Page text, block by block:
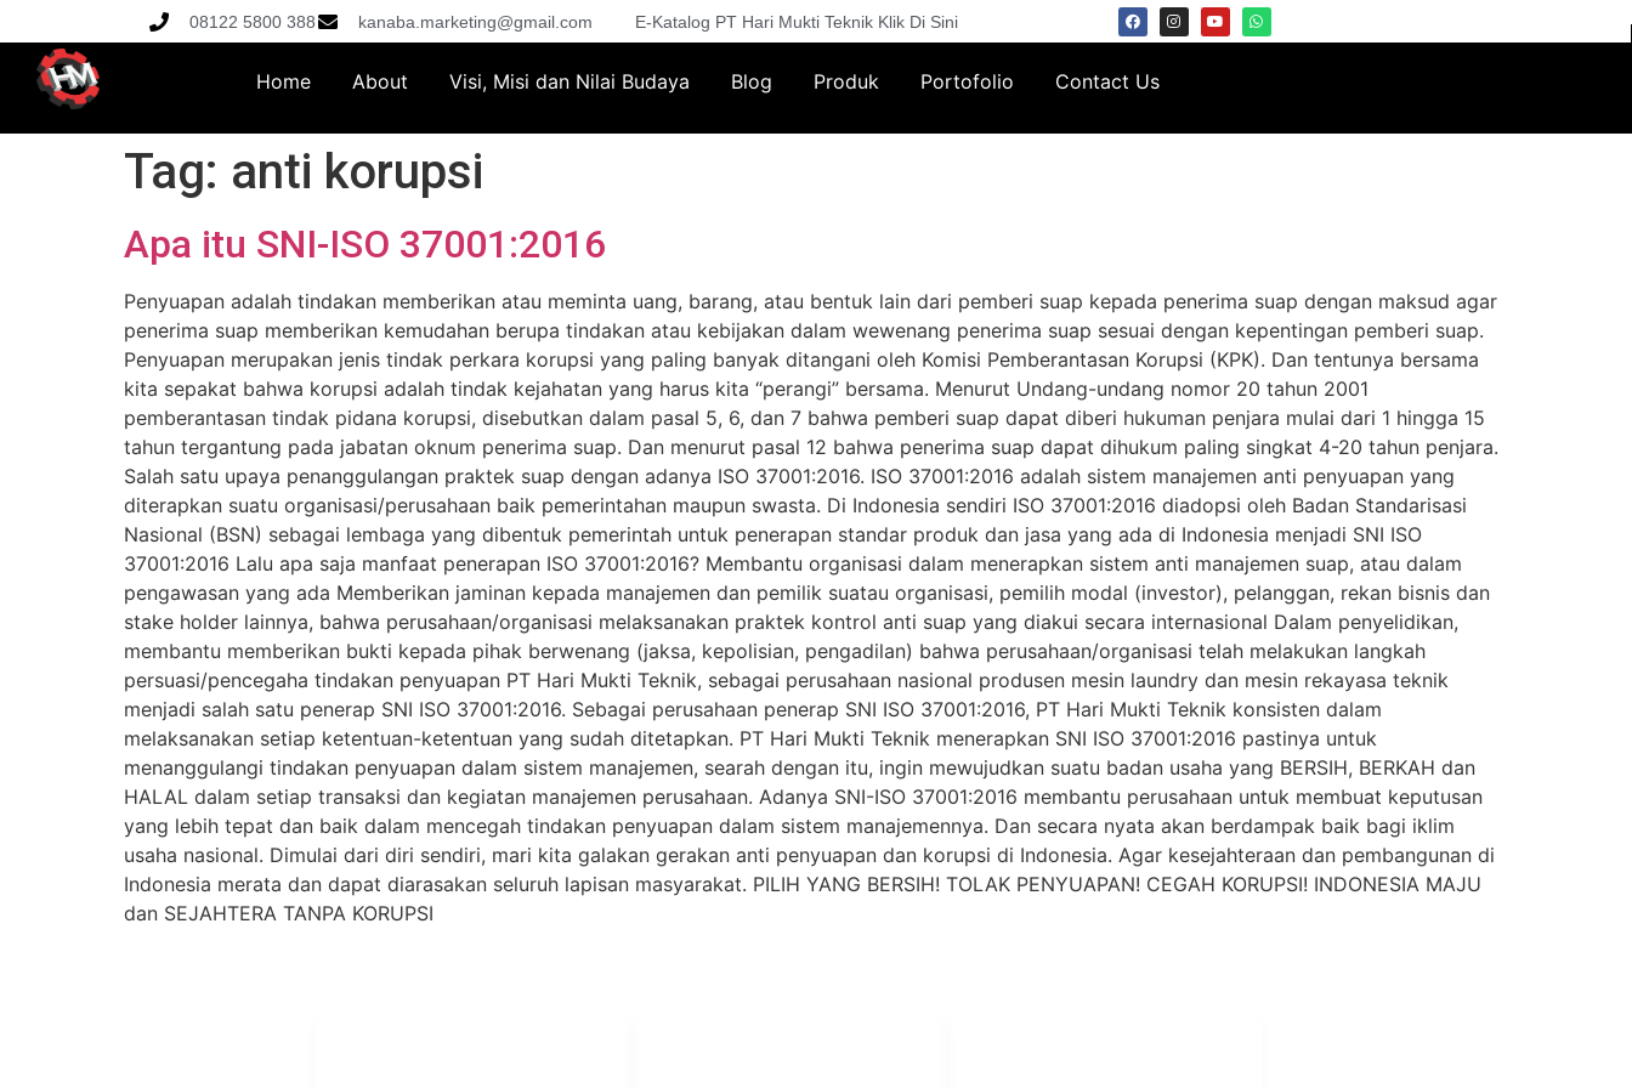
08122 5800 388 kanaba.marketing@gmail.com E-Katalog PT Hari Mukti Teknik Klik Di Sini
Home About Visi, Misi dan Nilai Budaya Blog Produk Portofolio Contact Us
Tag: anti korupsi
Apa itu SNI-ISO 37001:2016
Penyuapan adalah tindakan memberikan atau meminta uang, barang, atau bentuk lain dari pemberi suap kepada penerima suap dengan maksud agar
penerima suap memberikan kemudahan berupa tindakan atau kebijakan dalam wewenang penerima suap sesuai dengan kepentingan pemberi suap.
Penyuapan merupakan jenis tindak perkara korupsi yang paling banyak ditangani oleh Komisi Pemberantasan Korupsi (KPK). Dan tentunya bersama
kita sepakat bahwa korupsi adalah tindak kejahatan yang harus kita “perangi” bersama. Menurut Undang-undang nomor 20 tahun 2001
pemberantasan tindak pidana korupsi, disebutkan dalam pasal 5, 6, dan 7 bahwa pemberi suap dapat diberi hukuman penjara mulai dari 1 hingga 15
tahun tergantung pada jabatan oknum penerima suap. Dan menurut pasal 12 bahwa penerima suap dapat dihukum paling singkat 4-20 tahun penjara.
Salah satu upaya penanggulangan praktek suap dengan adanya ISO 37001:2016. ISO 37001:2016 adalah sistem manajemen anti penyuapan yang
diterapkan suatu organisasi/perusahaan baik pemerintahan maupun swasta. Di Indonesia sendiri ISO 37001:2016 diadopsi oleh Badan Standarisasi
Nasional (BSN) sebagai lembaga yang dibentuk pemerintah untuk penerapan standar produk dan jasa yang ada di Indonesia menjadi SNI ISO
37001:2016 Lalu apa saja manfaat penerapan ISO 37001:2016? Membantu organisasi dalam menerapkan sistem anti manajemen suap, atau dalam
pengawasan yang ada Memberikan jaminan kepada manajemen dan pemilik suatau organisasi, pemilih modal (investor), pelanggan, rekan bisnis dan
stake holder lainnya, bahwa perusahaan/organisasi melaksanakan praktek kontrol anti suap yang diakui secara internasional Dalam penyelidikan,
membantu memberikan bukti kepada pihak berwenang (jaksa, kepolisian, pengadilan) bahwa perusahaan/organisasi telah melakukan langkah
persuasi/pencegaha tindakan penyuapan PT Hari Mukti Teknik, sebagai perusahaan nasional produsen mesin laundry dan mesin rekayasa teknik
menjadi salah satu penerap SNI ISO 37001:2016. Sebagai perusahaan penerap SNI ISO 37001:2016, PT Hari Mukti Teknik konsisten dalam
melaksanakan setiap ketentuan-ketentuan yang sudah ditetapkan. PT Hari Mukti Teknik menerapkan SNI ISO 37001:2016 pastinya untuk
menanggulangi tindakan penyuapan dalam sistem manajemen, searah dengan itu, ingin mewujudkan suatu badan usaha yang BERSIH, BERKAH dan
HALAL dalam setiap transaksi dan kegiatan manajemen perusahaan. Adanya SNI-ISO 37001:2016 membantu perusahaan untuk membuat keputusan
yang lebih tepat dan baik dalam mencegah tindakan penyuapan dalam sistem manajemennya. Dan secara nyata akan berdampak baik bagi iklim
usaha nasional. Dimulai dari diri sendiri, mari kita galakan gerakan anti penyuapan dan korupsi di Indonesia. Agar kesejahteraan dan pembangunan di
Indonesia merata dan dapat diarasakan seluruh lapisan masyarakat. PILIH YANG BERSIH! TOLAK PENYUAPAN! CEGAH KORUPSI! INDONESIA MAJU
dan SEJAHTERA TANPA KORUPSI